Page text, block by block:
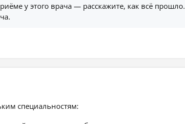
у этого врача — расскажите, как всё прошло.
специальностям: